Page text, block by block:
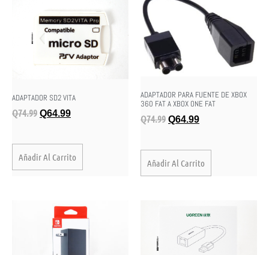
ADAPTADOR SD2 VITA
Q74.99 Q64.99
Añadir Al Carrito
ADAPTADOR PARA FUENTE DE XBOX
360 FAT A XBOX ONE FAT
Q74.99 Q64.99
Añadir Al Carrito